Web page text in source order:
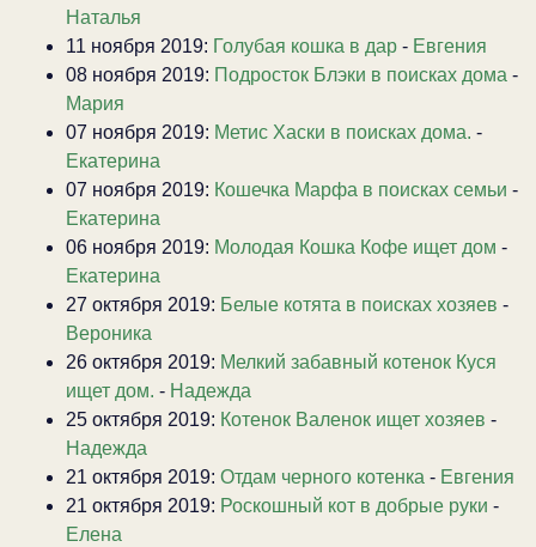
Наталья
11 ноября 2019: Голубая кошка в дар - Евгения
08 ноября 2019: Подросток Блэки в поисках дома -
Мария
07 ноября 2019: Метис Хаски в поисках дома. -
Екатерина
07 ноября 2019: Кошечка Марфа в поисках семьи -
Екатерина
06 ноября 2019: Молодая Кошка Кофе ищет дом -
Екатерина
27 октября 2019: Белые котята в поисках хозяев -
Вероника
26 октября 2019: Мелкий забавный котенок Куся
ищет дом. - Надежда
25 октября 2019: Котенок Валенок ищет хозяев -
Надежда
21 октября 2019: Отдам черного котенка - Евгения
21 октября 2019: Роскошный кот в добрые руки -
Елена